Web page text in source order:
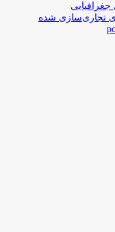
تجاری‌سازی شده